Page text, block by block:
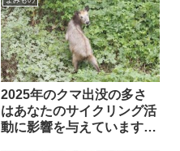
2025年のクマ出没の多さ
はあなたのサイクリング活
動に影響を与えています